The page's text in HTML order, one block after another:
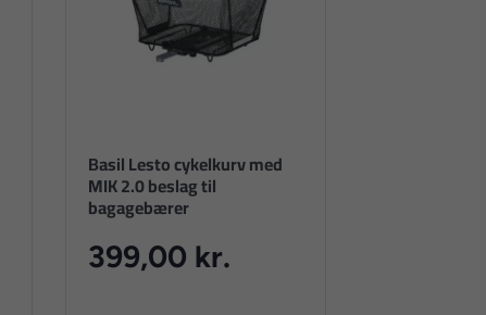
Basil Lesto cykelkurv med
MIK 2.0 beslag til
bagagebærer
399,00 kr.